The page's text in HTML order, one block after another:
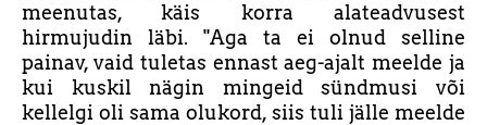
meenutas, käis korra alateadvusest
hirmujudin läbi. "Aga ta ei olnud selline
painav, vaid tuletas ennast aeg-ajalt meelde ja
kui kuskil nägin mingeid sündmusi või
kellelgi oli sama olukord, siis tuli jälle meelde